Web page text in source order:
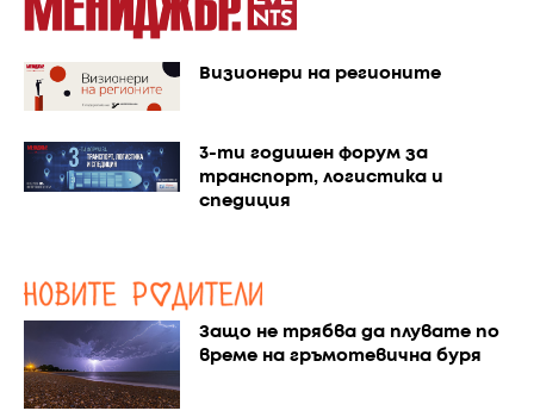
Визионери на регионите
3-ти годишен форум за
транспорт, логистика и
спедиция
Защо не трябва да плувате по
време на гръмотевична буря